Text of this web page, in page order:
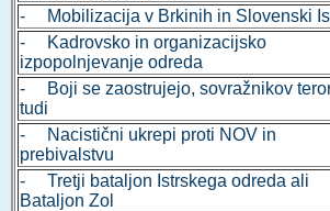
- Mobilizacija v Brkinih in Slovenski
- Kadrovsko in organizacijsko
izpopolnjevanje odreda
- Boji se zaostrujejo, sovražnikov
tudi
- Nacistični ukrepi proti NOV in
prebivalstvu
- Tretji bataljon Istrskega odreda ali
Bataljon Zol